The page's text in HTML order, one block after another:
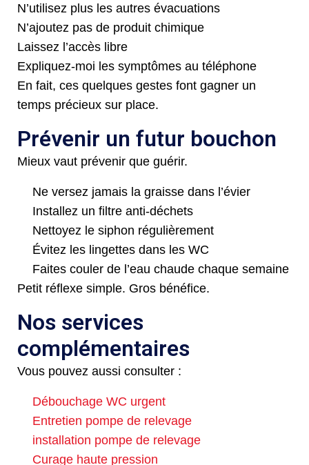
N’utilisez plus les autres évacuations
N’ajoutez pas de produit chimique
Laissez l’accès libre
Expliquez-moi les symptômes au téléphone
En fait, ces quelques gestes font gagner un
temps précieux sur place.
Prévenir un futur bouchon
Mieux vaut prévenir que guérir.
Ne versez jamais la graisse dans l’évier
Installez un filtre anti-déchets
Nettoyez le siphon régulièrement
Évitez les lingettes dans les WC
Faites couler de l’eau chaude chaque semaine
Petit réflexe simple. Gros bénéfice.
Nos services
complémentaires
Vous pouvez aussi consulter :
Débouchage WC urgent
Entretien pompe de relevage
installation pompe de relevage
Curage haute pression